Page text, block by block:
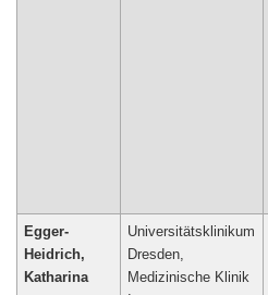
Egger-
Heidrich,
Katharina
Universitätsklinikum
Dresden,
Medizinische Klinik